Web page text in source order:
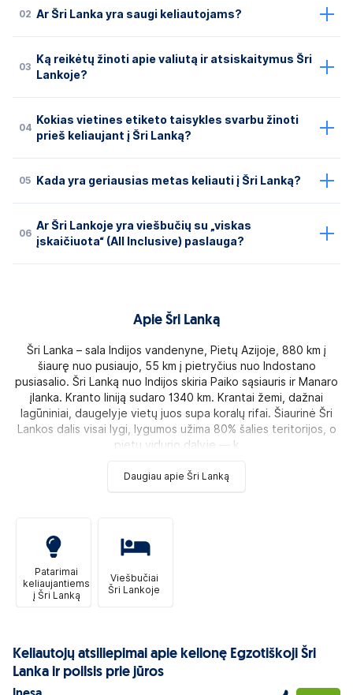
02 Ar Šri Lanka yra saugi keliautojams?
03
Ką reikėtų žinoti apie valiutą ir atsiskaitymus Šri
Lankoje?
04
Kokias vietines etiketo taisykles svarbu žinoti
prieš keliaujant į Šri Lanką?
05 Kada yra geriausias metas keliauti į Šri Lanką?
06
Ar Šri Lankoje yra viešbučių su „viskas
įskaičiuota“ (All Inclusive) paslauga?
Apie Šri Lanką
Šri Lanka – sala Indijos vandenyne, Pietų Azijoje, 880 km į
šiaurę nuo pusiaujo, 55 km į pietryčius nuo Indostano
pusiasalio. Šri Lanką nuo Indijos skiria Paiko sąsiauris ir Manaro
įlanka. Kranto liniją sudaro 1340 km. Krantai žemi, dažnai
lagūniniai, daugelyje vietų juos supa koralų rifai. Šiaurinė Šri
Lankos dalis visai lygi, lygumos užima 80% šalies teritorijos, o
pietų vidurio dalyje — k
Daugiau apie Šri Lanką
Patarimai
keliaujantiems
į Šri Lanką
Viešbučiai
Šri Lankoje
Keliautojų atsiliepimai apie kelionę Egzotiškoji Šri
Lanka ir poilsis prie jūros